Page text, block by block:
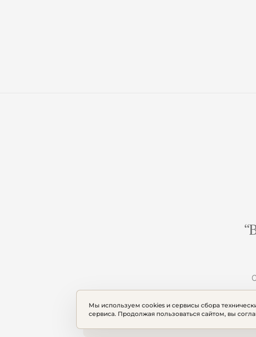
Мы используем cookies и сервисы сбора
сервиса. Продолжая пользоваться сайтом, вы